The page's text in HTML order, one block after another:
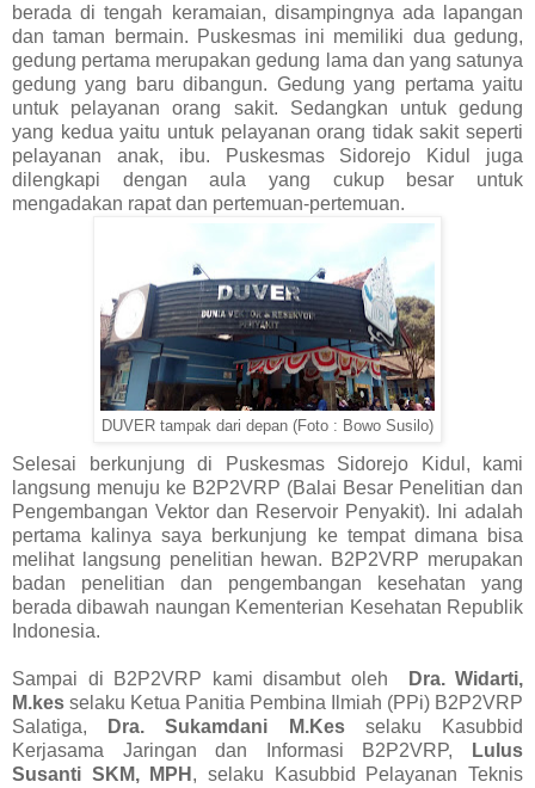
berada di tengah keramaian, disampingnya ada lapangan
dan taman bermain. Puskesmas ini memiliki dua gedung,
gedung pertama merupakan gedung lama dan yang satunya
gedung yang baru dibangun. Gedung yang pertama yaitu
untuk pelayanan orang sakit. Sedangkan untuk gedung
yang kedua yaitu untuk pelayanan orang tidak sakit seperti
pelayanan anak, ibu. Puskesmas Sidorejo Kidul juga
dilengkapi dengan aula yang cukup besar untuk
mengadakan rapat dan pertemuan-pertemuan.
DUVER tampak dari depan (Foto : Bowo Susilo)
Selesai berkunjung di Puskesmas Sidorejo Kidul, kami
langsung menuju ke B2P2VRP (Balai Besar Penelitian dan
Pengembangan Vektor dan Reservoir Penyakit). Ini adalah
pertama kalinya saya berkunjung ke tempat dimana bisa
melihat langsung penelitian hewan. B2P2VRP merupakan
badan penelitian dan pengembangan kesehatan yang
berada dibawah naungan Kementerian Kesehatan Republik
Indonesia.
Sampai di B2P2VRP kami disambut oleh
Dra. Widarti,
M.kes selaku Ketua Panitia Pembina Ilmiah (PPi) B2P2VRP
Salatiga,
Dra. Sukamdani M.Kesselaku Kasubbid
Kerjasama Jaringan dan Informasi B2P2VRP,
Lulus
Susanti SKM, MPH , selaku Kasubbid Pelayanan Teknis